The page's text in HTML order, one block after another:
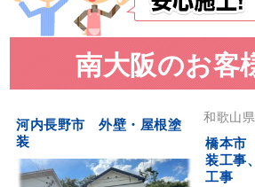
南大阪のお客
河内長野市 外壁・屋根塗
装
和歌山県
塗装
橋本市
装工事
工事